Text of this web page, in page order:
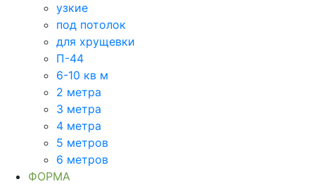
узкие
под потолок
для хрущевки
П-44
6-10 кв м
2 метра
3 метра
4 метра
5 метров
6 метров
ФОРМА